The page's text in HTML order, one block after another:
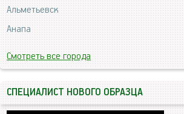
Альметьевск
Анапа
Смотреть все города
СПЕЦИАЛИСТ НОВОГО ОБРАЗЦА